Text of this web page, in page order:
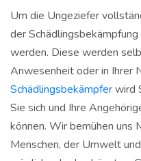
Um die Ungeziefer
der
werden. Diese werden
Anwesenheit oder in Ihrer
Schädlingsbekämpferwird
Sie sich und Ihre
können. Wir bemühen uns
Menschen, der Umwelt